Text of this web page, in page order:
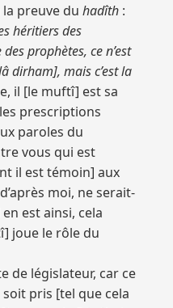
preuve du hadîth :
héritiers des
prophètes, ce n’est
dirham], mais c’est la
il [le muftî] est sa
prescriptions
paroles du
vous qui est
il est témoin] aux
moi, ne serait-
en est ainsi, cela
joue le rôle du
de législateur, car ce
soit pris [tel que cela